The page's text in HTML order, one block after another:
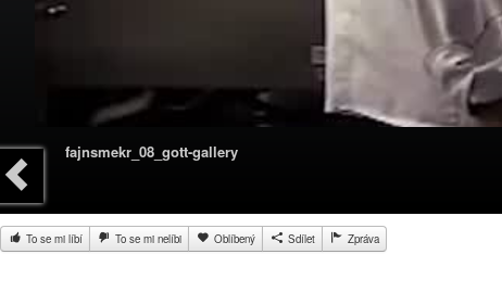
fajnsmekr_08_gott-gallery
To se mi líbí To se mi nelíbi Oblíbený Sdílet Zpráva